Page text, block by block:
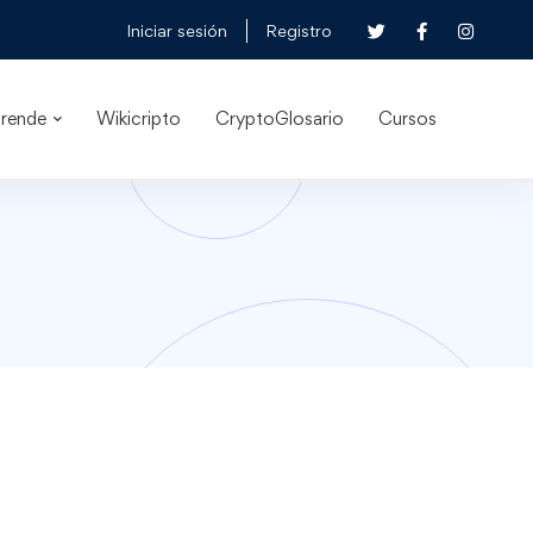
Iniciar sesión Registro
Wikicripto CryptoGlosario Cursos